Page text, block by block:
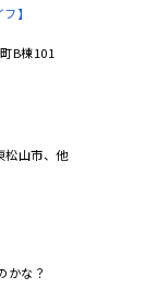
】
B棟101
松山市、他
かな？